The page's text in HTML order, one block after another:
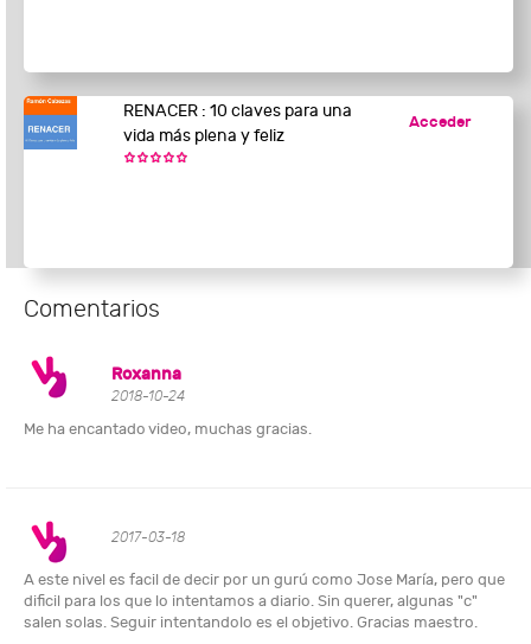
RENACER : 10 claves para una
vida más plena y feliz
Acceder
Comentarios
Roxanna
2018-10-24
Me ha encantado video, muchas gracias.
2017-03-18
A este nivel es facil de decir por un gurú como Jose María, pero que
dificil para los que lo intentamos a diario. Sin querer, algunas "c"
salen solas. Seguir intentandolo es el objetivo. Gracias maestro.